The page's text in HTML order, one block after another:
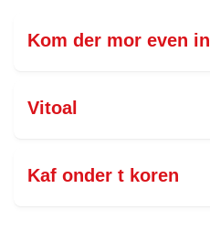
Kom der mor even in
Vitoal
Kaf onder t koren